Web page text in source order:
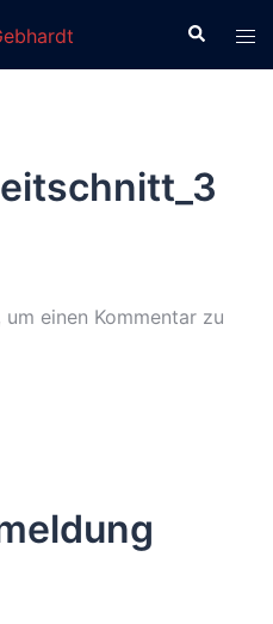
Suche
einen Kommentar zu